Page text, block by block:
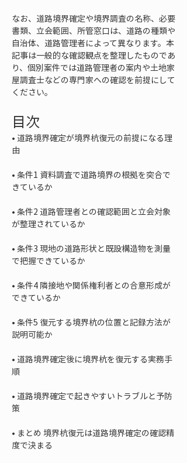
なお、道路境界確定や境界調査の名称、必要
書類、立会範囲、所管窓口は、道路の種類や
自治体、道路管理者によって異なります。本
記事は一般的な確認観点を整理したものであ
り、個別案件では道路管理者の案内や土地家
屋調査士などの専門家への確認を前提にして
ください。
目次
• 道路境界確定が境界杭復元の前提になる理
• 条件1 資料調査で道路境界の根拠を突合で
• 条件2 道路管理者との確認範囲と立会対象
• 条件3 現地の道路形状と既設構造物を測量
• 条件4 隣接地や関係権利者との合意形成が
• 条件5 復元する境界杭の位置と記録方法が
• 道路境界確定後に境界杭を復元する実務手
• 道路境界確定で起きやすいトラブルと予防
• まとめ 境界杭復元は道路境界確定の確認精
度で決まる